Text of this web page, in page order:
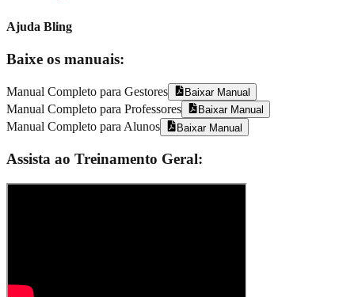
Ajuda Bling
Baixe os manuais:
Manual Completo para Gestores Baixar Manual
Manual Completo para Professores Baixar Manual
Manual Completo para Alunos Baixar Manual
Assista ao Treinamento Geral: